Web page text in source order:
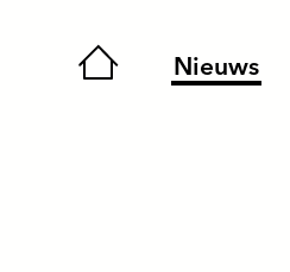
ExpertiseNieuws